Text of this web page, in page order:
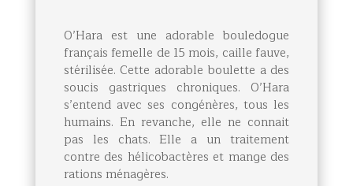
O’Hara est une adorable bouledogue
français femelle de 15 mois, caille fauve,
stérilisée. Cette adorable boulette a des
soucis gastriques chroniques. O’Hara
s’entend avec ses congénères, tous les
humains. En revanche, elle ne connait
pas les chats. Elle a un traitement
contre des hélicobactères et mange des
rations ménagères.